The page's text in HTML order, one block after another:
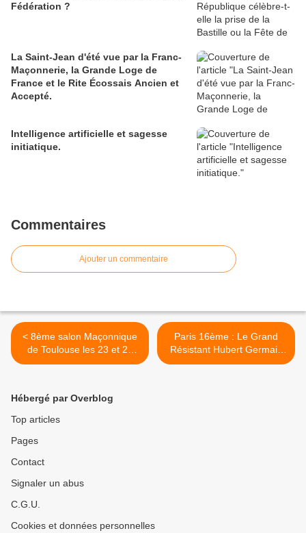
Fédération ?
La Saint-Jean d'été vue par la Franc-
Maçonnerie, la Grande Loge de
France et le Rite Écossais Ancien et
Accepté.
Intelligence artificielle et sagesse
initiatique.
Commentaires
Ajouter un commentaire
< 8ème salon Maçonnique
de Toulouse les 23 et 24
novembre 2024
Paris 16ème : Le Grand
Résistant Hubert Germain
remplace le massacreur
Hébergé par Overblog
Top articles
Pages
Contact
Signaler un abus
C.G.U.
Cookies et données personnelles